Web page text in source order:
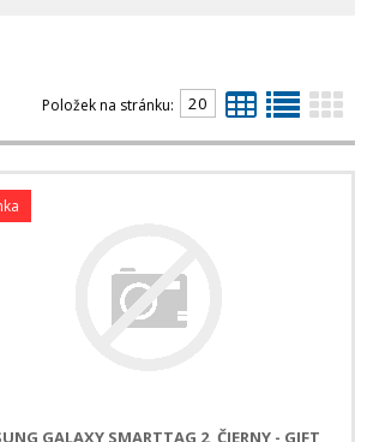
Položek na stránku:
GALAXY SMARTTAG 2, ČIERNY - GIFT